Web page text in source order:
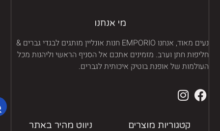
מי אנחנו
נעים מאוד, אנחנו EMPORIO חנות אונליין מותגים לבגדי גברים &
חתן וערב. מזמינים אתכם אל הסניף הראשי וליהנות מכל
של אופנת בוטיק איכותית לגברים.
קטגוריות מוצרים
ניווט מהיר באתר